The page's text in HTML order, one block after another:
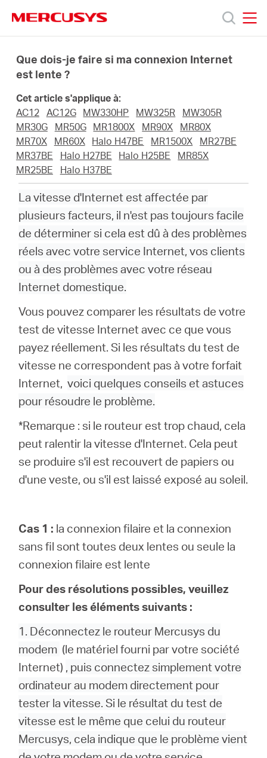
navigation
Produits
propos
Mercusys
acheter
France
Français
Que dois-je faire si ma connexion Internet
est lente ?
Cet article s'applique à:
AC12
AC12G MW330HP MW325R
MW305R
MR30G
MR50G MR1800X MR90X
MR80X
MR70X
MR60X Halo H47BE MR1500X
MR27BE
MR37BE
Halo H27BE Halo H25BE
MR85X
MR25BE
Halo H37BE
La vitesse d'Internet est affectée par
plusieurs facteurs, il n'est pas toujours facile
de déterminer si cela est dû à des problèmes
réels avec votre service Internet, vos clients
ou à des problèmes avec votre réseau
Internet domestique.
Vous pouvez comparer les résultats de votre
test de vitesse Internet avec ce que vous
payez réellement. Si les résultats du test de
vitesse ne correspondent pas à votre forfait
Internet,voici quelques conseils et astuces
pour résoudre le problème.
*Remarque : si le routeur est trop chaud, cela
peut ralentir la vitesse d'Internet. Cela peut
se produire s'il est recouvert de papiers ou
d'une veste, ou s'il est laissé exposé au soleil.
Cas 1 : la connexion filaire et la connexion
sans fil sont toutes deux lentes ou seule la
connexion filaire est lente
Pour des résolutions possibles, veuillez
consulter les éléments suivants :
1. Déconnectez le routeur Mercusys du
modem (le matériel fourni par votre société
Internet) , puis connectez simplement votre
ordinateur au modem directement pour
tester la vitesse. Si le résultat du test de
vitesse est le même que celui du routeur
Mercusys, cela indique que le problème vient